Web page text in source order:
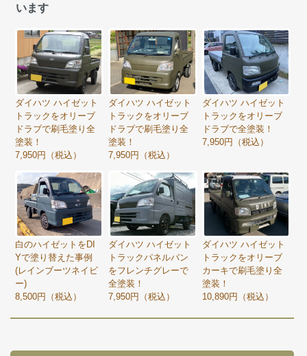
います
ダイハツ ハイゼット
トラックをオリーブ
ドラブで刷毛塗り全
塗装！
7,950円（税込）
ダイハツ ハイゼット
トラックをオリーブ
ドラブで刷毛塗り全
塗装！
7,950円（税込）
ダイハツ ハイゼット
トラックをオリーブ
ドラブで全塗装！
7,950円（税込）
白のハイゼットをDI
Yで塗り替えた事例
(レインブーツネイビ
ー)
8,500円（税込）
ダイハツ ハイゼット
トラックパネルバン
をフレンチグレーで
全塗装！
7,950円（税込）
ダイハツ ハイゼット
トラックをオリーブ
カーキで刷毛塗り全
塗装！
10,890円（税込）